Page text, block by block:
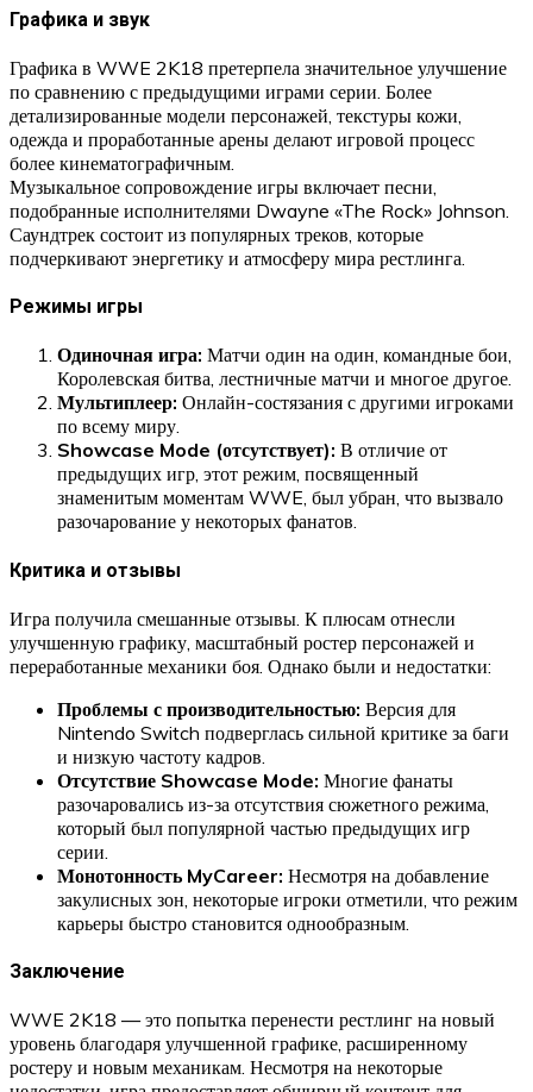
Графика и звук
Графика в WWE 2K18 претерпела значительное улучшение
по сравнению с предыдущими играми серии. Более
детализированные модели персонажей, текстуры кожи,
одежда и проработанные арены делают игровой процесс
более кинематографичным.
Музыкальное сопровождение игры включает песни,
подобранные исполнителями Dwayne «The Rock» Johnson.
Саундтрек состоит из популярных треков, которые
подчеркивают энергетику и атмосферу мира рестлинга.
Режимы игры
Одиночная игра: Матчи один на один, командные бои,
Королевская битва, лестничные матчи и многое другое.
Мультиплеер: Онлайн-состязания с другими игроками
по всему миру.
Showcase Mode (отсутствует): В отличие от
предыдущих игр, этот режим, посвященный
знаменитым моментам WWE, был убран, что вызвало
разочарование у некоторых фанатов.
Критика и отзывы
Игра получила смешанные отзывы. К плюсам отнесли
улучшенную графику, масштабный ростер персонажей и
переработанные механики боя. Однако были и недостатки:
Проблемы с производительностью: Версия для
Nintendo Switch подверглась сильной критике за баги
и низкую частоту кадров.
Отсутствие Showcase Mode: Многие фанаты
разочаровались из-за отсутствия сюжетного режима,
который был популярной частью предыдущих игр
серии.
Монотонность MyCareer: Несмотря на добавление
закулисных зон, некоторые игроки отметили, что режим
карьеры быстро становится однообразным.
Заключение
WWE 2K18 — это попытка перенести рестлинг на новый
уровень благодаря улучшенной графике, расширенному
ростеру и новым механикам. Несмотря на некоторые